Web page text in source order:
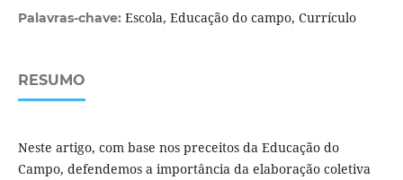
Palavras-chave: Escola, Educação do campo, Currículo
RESUMO
Neste artigo, com base nos preceitos da Educação do
Campo, defendemos a importância da elaboração coletiva